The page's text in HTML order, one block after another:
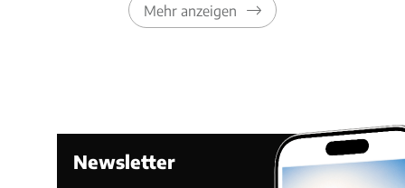
Mehr anzeigen
Newsletter